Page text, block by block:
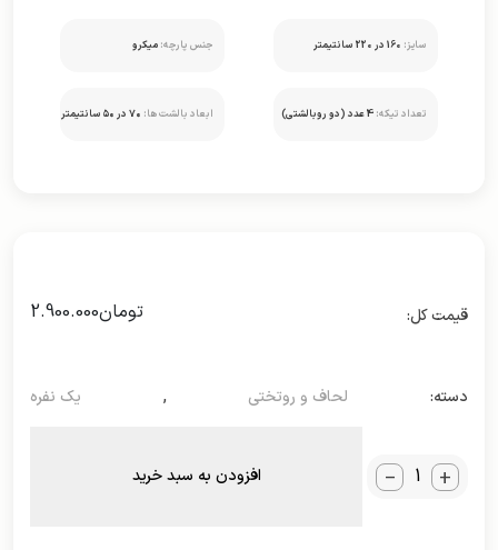
سایز: 160 در 220 سانتیمتر جنس پارچه: میکرو
تعداد تیکه: 4 عدد (دو روبالشتی) ابعاد بالشت ها: ۷۰ در ۵۰ سانتیمتر
تومان2.900.000
دسته: لحاف و روتختی , یک نفره
_ + افزودن به سبد خرید